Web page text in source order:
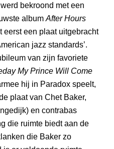
bekroond met een
album After Hours
eerst een plaat uitgebracht
jazz standards’.
van zijn favoriete
My Prince Will Come
hij in Paradox speelt,
plaat van Chet Baker,
en contrabas
die ruimte biedt aan de
die Baker zo